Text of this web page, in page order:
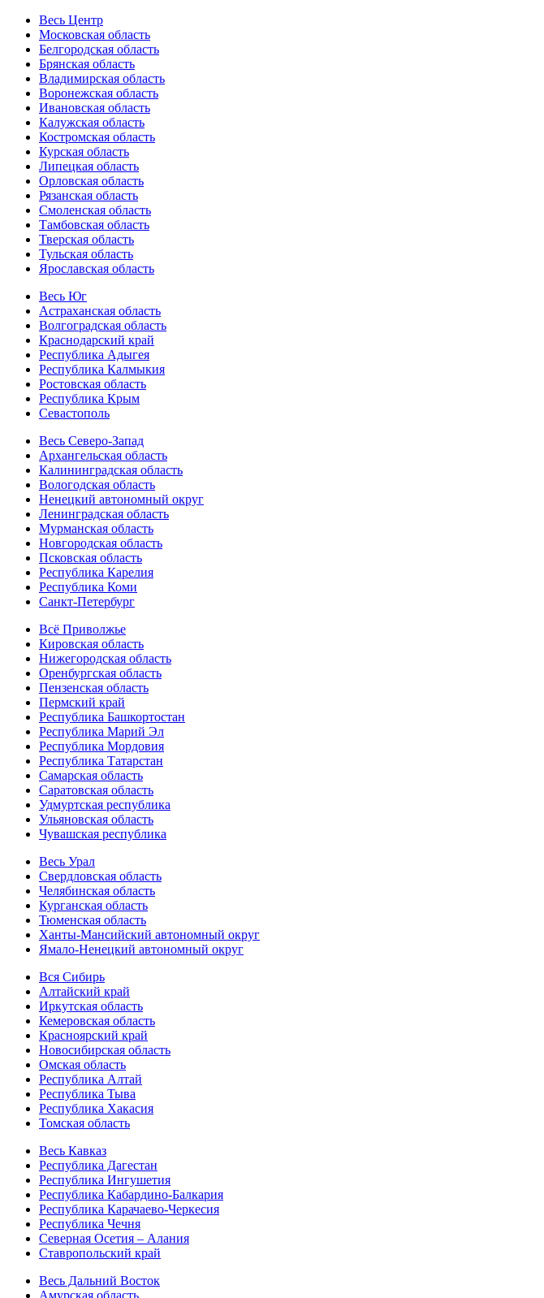
Весь Центр
Московская область
Белгородская область
Брянская область
Владимирская область
Воронежская область
Ивановская область
Калужская область
Костромская область
Курская область
Липецкая область
Орловская область
Рязанская область
Смоленская область
Тамбовская область
Тверская область
Тульская область
Ярославская область
Весь Юг
Астраханская область
Волгоградская область
Краснодарский край
Республика Адыгея
Республика Калмыкия
Ростовская область
Республика Крым
Севастополь
Весь Северо-Запад
Архангельская область
Калининградская область
Вологодская область
Ненецкий автономный округ
Ленинградская область
Мурманская область
Новгородская область
Псковская область
Республика Карелия
Республика Коми
Санкт-Петербург
Всё Приволжье
Кировская область
Нижегородская область
Оренбургская область
Пензенская область
Пермский край
Республика Башкортостан
Республика Марий Эл
Республика Мордовия
Республика Татарстан
Самарская область
Саратовская область
Удмуртская республика
Ульяновская область
Чувашская республика
Весь Урал
Свердловская область
Челябинская область
Курганская область
Тюменская область
Ханты-Мансийский автономный округ
Ямало-Ненецкий автономный округ
Вся Сибирь
Алтайский край
Иркутская область
Кемеровская область
Красноярский край
Новосибирская область
Омская область
Республика Алтай
Республика Тыва
Республика Хакасия
Томская область
Весь Кавказ
Республика Дагестан
Республика Ингушетия
Республика Кабардино-Балкария
Республика Карачаево-Черкесия
Республика Чечня
Северная Осетия – Алания
Ставропольский край
Весь Дальний Восток
Амурская область